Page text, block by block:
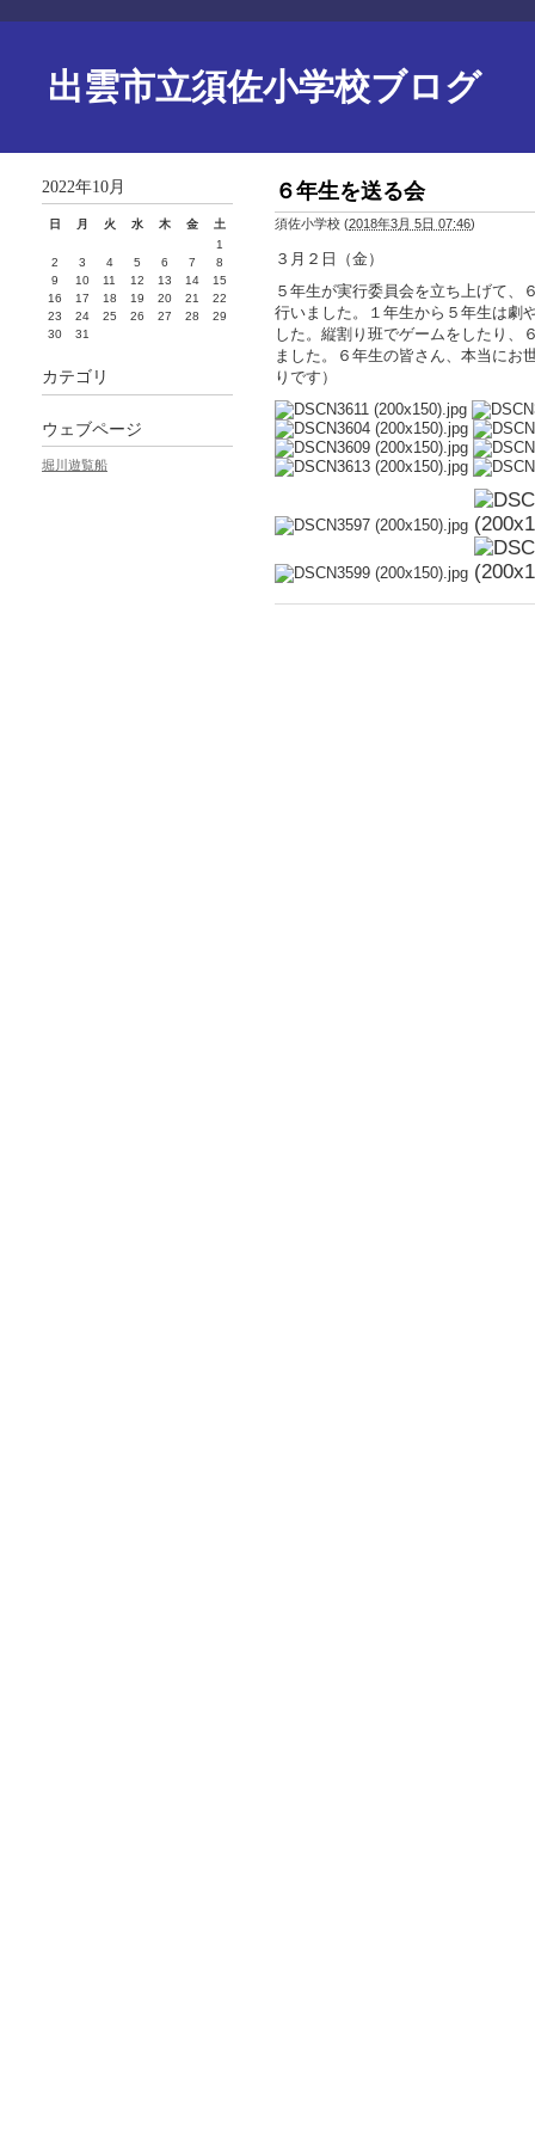
出雲市立須佐小学校ブログ
６年生を送る会
須佐小学校 (2018年3月 5日 07:46)
３月２日（金）
５年生が実行委員会を立ち上げて、
行いました。１年生から５年生は劇
した。縦割り班でゲームをしたり、
ました。６年生の皆さん、本当にお
りです）
2022年10月
日 月 火 水 木 金
土
1
2
3 4 5 6 7
8
9
10 11 12 13 14
15
16
17 18 19 20 21
22
23
24 25 26 27 28
29
30
31
カテゴリ
ウェブページ
堀川遊覧船